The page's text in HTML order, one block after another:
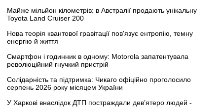
Майже мільйон кілометрів: в Австралії продають унікальну
Toyota Land Cruiser 200
Нова теорія квантової гравітації пов'язує ентропію, темну
енергію й життя
Смартфон і годинник в одному: Motorola запатентувала
революційний гнучкий пристрій
Солідарність та підтримка: Чикаго офіційно проголосило
серпень 2026 року місяцем України
У Харкові внаслідок ДТП постраждали дев’ятеро людей -